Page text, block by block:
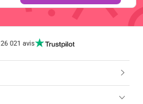
|26 021 avis